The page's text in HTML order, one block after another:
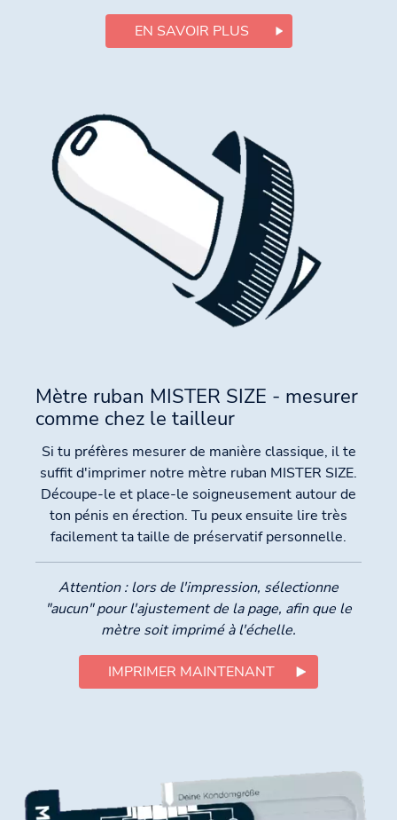
EN SAVOIR PLUS
Mètre ruban MISTER SIZE - mesurer
comme chez le tailleur
Si tu préfères mesurer de manière classique, il te
suffit d'imprimer notre mètre ruban MISTER SIZE.
Découpe-le et place-le soigneusement autour de
ton pénis en érection. Tu peux ensuite lire très
facilement ta taille de préservatif personnelle.
Attention : lors de l'impression, sélectionne
"aucun" pour l'ajustement de la page, afin que le
mètre soit imprimé à l'échelle.
IMPRIMER MAINTENANT